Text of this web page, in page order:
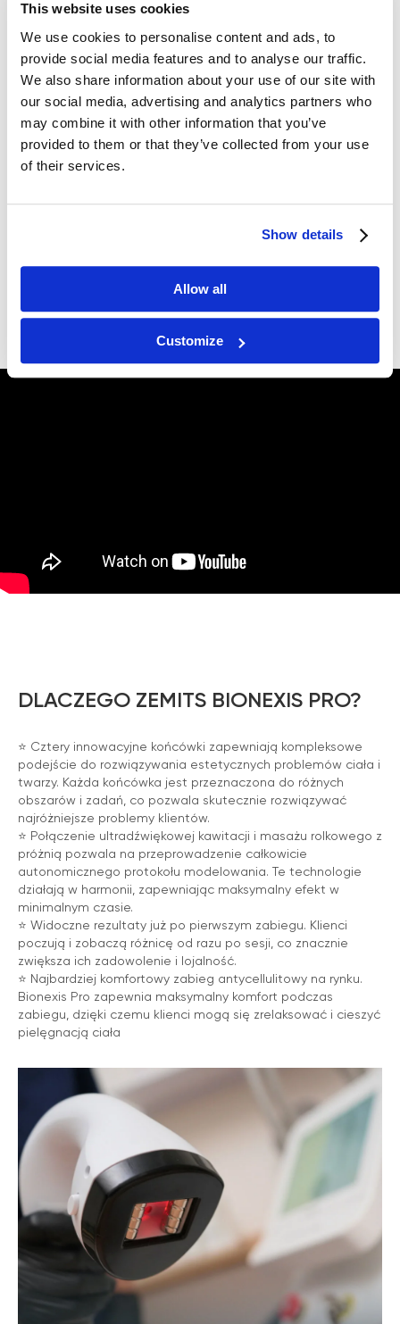
This website uses cookies
We use cookies to personalise content and ads, to
provide social media features and to analyse our traffic.
We also share information about your use of our site with
our social media, advertising and analytics partners who
may combine it with other information that you’ve
provided to them or that they’ve collected from your use
of their services.
Show details
Allow all
Customize
Materiały
marketingowe
Serwis
techniczny
Support
ZOBACZ RECENZJĘ WIDEO
URZĄDZENIA ZEMITS
BIONEXIS PRO
DLACZEGO ZEMITS BIONEXIS PRO?
⭐️ Cztery innowacyjne końcówki zapewniają kompleksowe
podejście do rozwiązywania estetycznych problemów ciała i
twarzy. Każda końcówka jest przeznaczona do różnych
obszarów i zadań, co pozwala skutecznie rozwiązywać
najróżniejsze problemy klientów.
⭐️ Połączenie ultradźwiękowej kawitacji i masażu rolkowego z
próżnią pozwala na przeprowadzenie całkowicie
autonomicznego protokołu modelowania. Te technologie
działają w harmonii, zapewniając maksymalny efekt w
minimalnym czasie.
⭐️ Widoczne rezultaty już po pierwszym zabiegu. Klienci
poczują i zobaczą różnicę od razu po sesji, co znacznie
zwiększa ich zadowolenie i lojalność.
⭐️ Najbardziej komfortowy zabieg antycellulitowy na rynku.
Bionexis Pro zapewnia maksymalny komfort podczas
zabiegu, dzięki czemu klienci mogą się zrelaksować i cieszyć
pielęgnacją ciała